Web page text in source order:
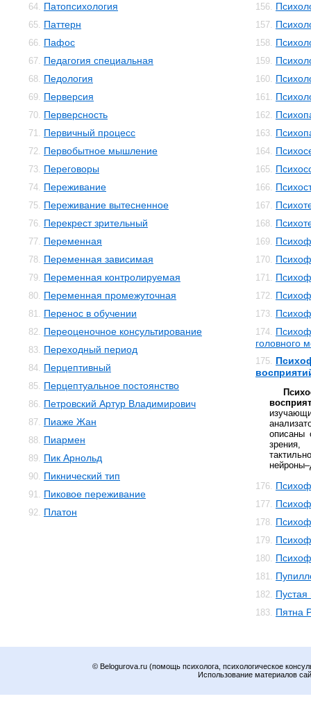
64. Патопсихология
65. Паттерн
66. Пафос
67. Педагогия специальная
68. Педология
69. Перверсия
70. Перверсность
71. Первичный процесс
72. Первобытное мышление
73. Переговоры
74. Переживание
75. Переживание вытесненное
76. Перекрест зрительный
77. Переменная
78. Переменная зависимая
79. Переменная контролируемая
80. Переменная промежуточная
81. Перенос в обучении
82. Переоценочное консультирование
83. Переходный период
84. Перцептивный
85. Перцептуальное постоянство
86. Петровский Артур Владимирович
87. Пиаже Жан
88. Пиармен
89. Пик Арнольд
90. Пикнический тип
91. Пиковое переживание
92. Платон
156.
157.
158.
159.
160.
161.
162.
163.
164.
165.
166.
167.
168.
169.
170.
171.
172.
173.
174.
головного
175.
описаны
176.
177.
178.
179.
180.
181.
182. Пустая
183. Пятна
© Belogurova.ru (помощь психолога, психологическое
Использование материалов